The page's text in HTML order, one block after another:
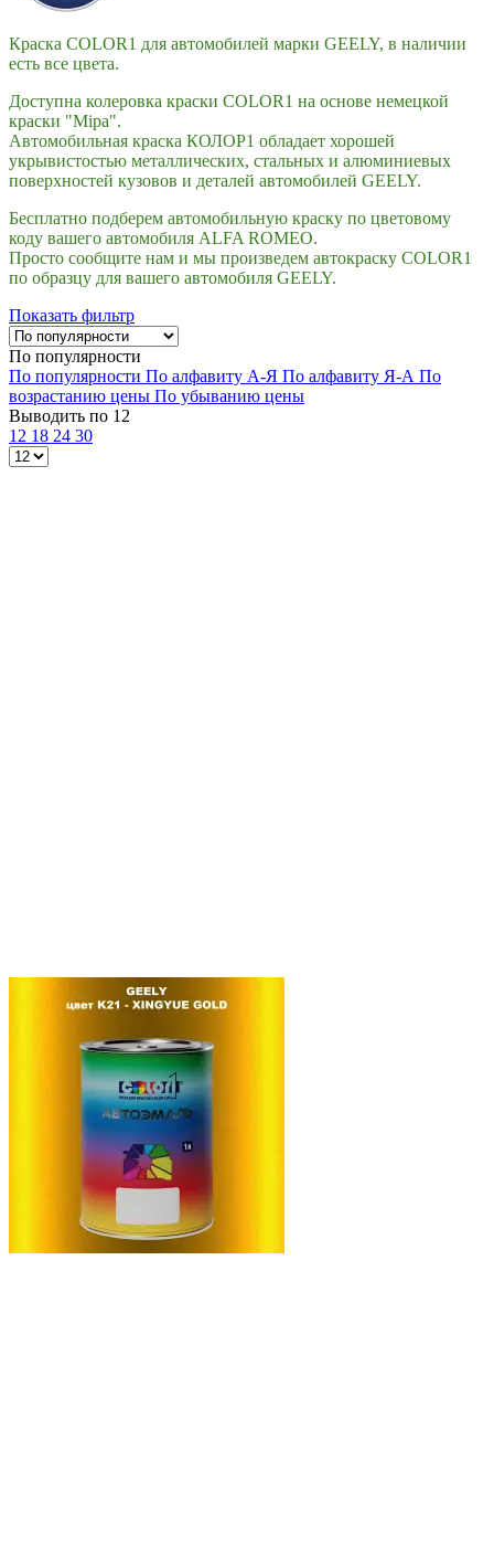
Краска COLOR1 для автомобилей марки GEELY, в наличии
есть все цвета.
Доступна колеровка краски COLOR1 на основе немецкой
краски "Mipa".
Автомобильная краска КОЛОР1 обладает хорошей
укрывистостью металлических, стальных и алюминиевых
поверхностей кузовов и деталей автомобилей GEELY.
Бесплатно подберем автомобильную краску по цветовому
коду вашего автомобиля ALFA ROMEO.
Просто сообщите нам и мы произведем автокраску COLOR1
по образцу для вашего автомобиля GEELY.
Показать фильтр
По популярности
По популярности По алфавиту А-Я По алфавиту Я-А По
возрастанию цены По убыванию цены
Выводить по 12
12 18 24 30